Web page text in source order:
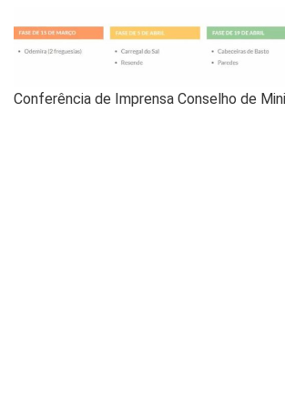
Conferência de Imprensa Conselho de